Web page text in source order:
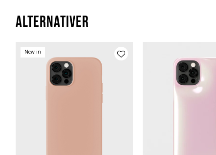
Alternativer
New in